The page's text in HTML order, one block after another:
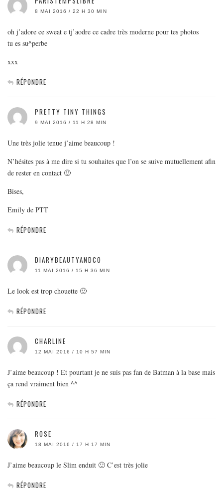
8 MAI 2016 / 22 H 30 MIN
oh j’adore ce sweat e tj’aodre ce cadre très moderne pour tes photos
tu es su^perbe
xxx
RÉPONDRE
PRETTY TINY THINGS
9 MAI 2016 / 11 H 28 MIN
Une très jolie tenue j’aime beaucoup !
N’hésites pas à me dire si tu souhaites que l’on se suive mutuellement afin
de rester en contact 🙂
Bises,
Emily de PTT
RÉPONDRE
DIARYBEAUTYANDCO
11 MAI 2016 / 15 H 36 MIN
Le look est trop chouette 🙂
RÉPONDRE
CHARLINE
12 MAI 2016 / 10 H 57 MIN
J’aime beaucoup ! Et pourtant je ne suis pas fan de Batman à la base mais
ça rend vraiment bien ^^
RÉPONDRE
ROSE
18 MAI 2016 / 17 H 17 MIN
J’aime beaucoup le Slim enduit 🙂 C’est très jolie
RÉPONDRE